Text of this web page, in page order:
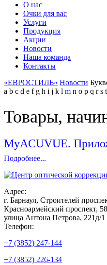
О нас
Очки для вас
Услуги
Продукция
Акции
Новости
Наша команда
Контакты
«ЕВРОСТИЛЬ» Новости
a b c d e f g h i j k l m n o p q r s t
Товары,
MyACUVUE.
Подробнее...
Адрес:
г. Барнаул, Строителей
Красноармейский проспект, 58
улица Антона Петрова, 221д/1
Телефон:
+7 (3852) 247-144
+7 (3852) 226-134